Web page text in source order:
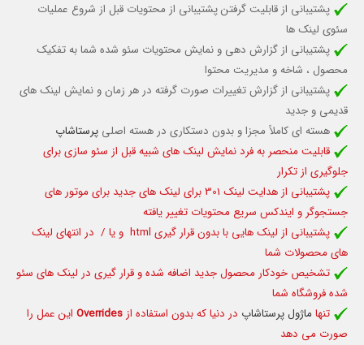
پشتیبانی از قابلیت گرفتن پشتیبانی از محتویات قبل از شروع عملیات
سئوی لینک ها
پشتیبانی از گزارش دهی و نمایش محتویات سئو شده شما به تفکیک
محصول ، شاخه و مدیریت محتوا
پشتیبانی از گزارش تغییرات صورت گرفته در هر زمان و نمایش لینک های
قدیمی و جدید
هسته ای کاملاً مجزا و بدون دستکاری در هسته اصلی پرستاشاپ
قابلیت منحصر به فرد نمایش لینک های شبیه قبل از سئو سازی برای
جلوگیری از تکرار
پشتیبانی از هدایت لینک 301 برای لینک های جدید برای موتور های
جستجوگر و ایندکس سریع محتویات تغییر یافته
پشتیبانی از لینک هایی با بدون قرار گیری html و یا / در انتهای لینک
های محصولات شما
تشخیص خودکار محصول جدید اضافه شده و قرار گیری در لینک های سئو
شده فروشگاه شما
تنهاماژول پرستاشاپ در دنیا که بدون استفاده ازOverrides این عمل را
صورت می دهد